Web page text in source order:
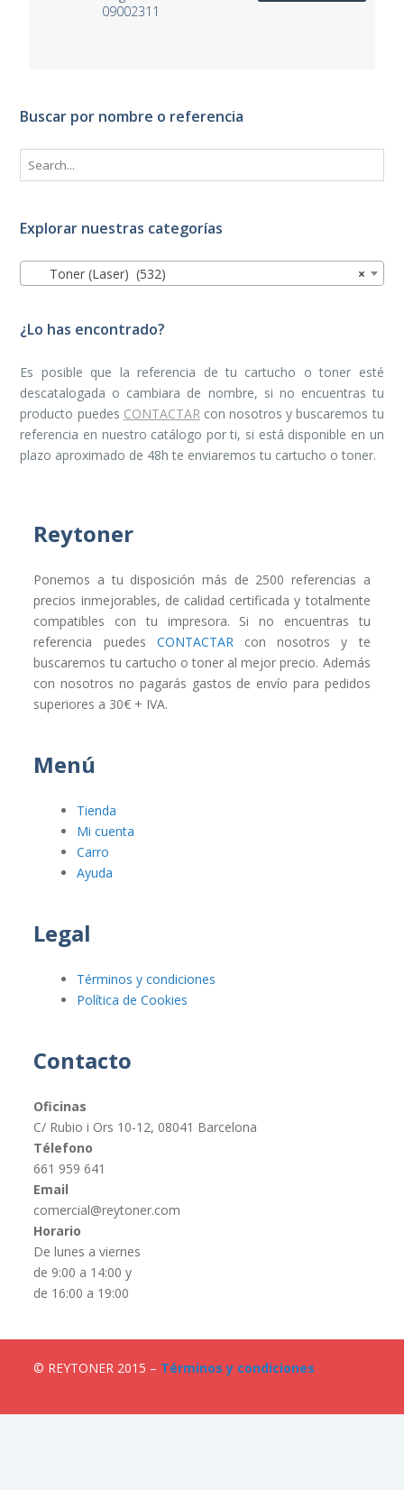
09002311
Buscar por nombre o referencia
Explorar nuestras categorías
×
Toner (Laser) (532)
¿Lo has encontrado?
Es posible que la referencia de tu cartucho o toner esté
descatalogada o cambiara de nombre, si no encuentras tu
producto puedes CONTACTARcon nosotros y buscaremos tu
referencia en nuestro catálogo por ti, si está disponible en un
plazo aproximado de 48h te enviaremos tu cartucho o toner.
Reytoner
Ponemos a tu disposición más de 2500 referencias a
precios inmejorables, de calidad certificada y totalmente
compatibles con tu impresora. Si no encuentras tu
referencia puedes CONTACTARcon nosotros y te
buscaremos tu cartucho o toner al mejor precio. Además
con nosotros no pagarás gastos de envío para pedidos
superiores a 30€ + IVA.
Menú
Tienda
Mi cuenta
Carro
Ayuda
Legal
Términos y condiciones
Política de Cookies
Contacto
Oficinas
C/ Rubio i Ors 10-12, 08041 Barcelona
Télefono
661 959 641
Email
comercial@reytoner.com
Horario
De lunes a viernes
de 9:00 a 14:00 y
de 16:00 a 19:00
© REYTONER 2015 – Términos y condiciones